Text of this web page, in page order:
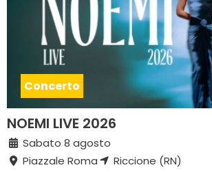
Concerto
NOEMI LIVE 2026
Sabato 8 agosto
Piazzale Roma
Riccione (RN)